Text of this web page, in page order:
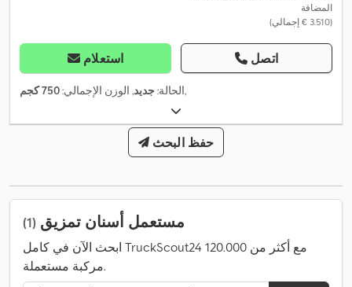
المضافة
(‏3.510 € إجمالي)
استعلام اتصل
الحالة:جديد, الوزن الإجمالي:750 كجم ,
حفظ البحث
مستعمل أسنان تمزيق (1)
ابحث الآن في كامل TruckScout24 مع أكثر من 120.000
مركبة مستعملة.